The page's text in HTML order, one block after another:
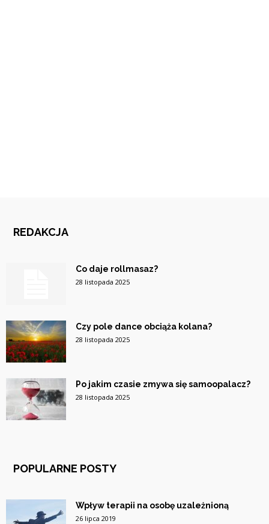
REDAKCJA
Co daje rollmasaz?
28 listopada 2025
Czy pole dance obciąża kolana?
28 listopada 2025
Po jakim czasie zmywa się samoopalacz?
28 listopada 2025
POPULARNE POSTY
Wpływ terapii na osobę uzależnioną
26 lipca 2019